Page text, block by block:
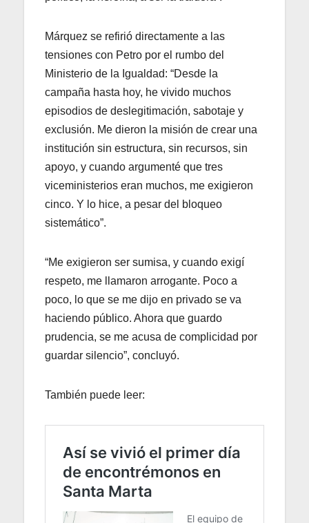
Márquez se refirió directamente a las
tensiones con Petro por el rumbo del
Ministerio de la Igualdad: “Desde la
campaña hasta hoy, he vivido muchos
episodios de deslegitimación, sabotaje y
exclusión. Me dieron la misión de crear una
institución sin estructura, sin recursos, sin
apoyo, y cuando argumenté que tres
viceministerios eran muchos, me exigieron
cinco. Y lo hice, a pesar del bloqueo
sistemático”.
“Me exigieron ser sumisa, y cuando exigí
respeto, me llamaron arrogante. Poco a
poco, lo que se me dijo en privado se va
haciendo público. Ahora que guardo
prudencia, se me acusa de complicidad por
guardar silencio”, concluyó.
También puede leer: